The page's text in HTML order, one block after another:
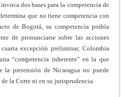
dos bases para la competencia de
que no tiene competencia con
de Bogotá, su competencia podría
de pronunciarse sobre las acciones
excepción preliminar, Colombia
“competencia inherente” en la que
la pretensión de Nicaragua no puede
la Corte ni en su jurisprudencia.